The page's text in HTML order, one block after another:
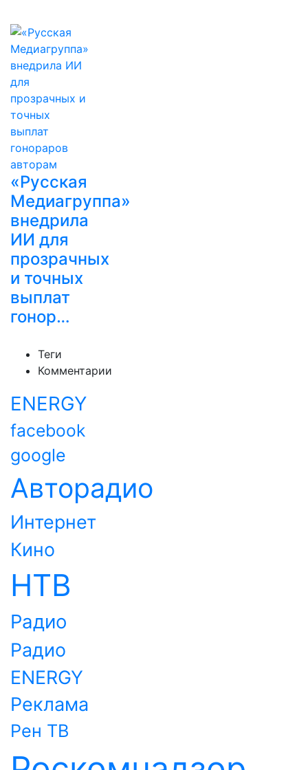
«Русская
Медиагруппа»
внедрила
ИИ для
прозрачных
и точных
выплат
гонор…
Теги
Комментарии
ENERGY
facebook
google
Авторадио
Интернет
Кино
НТВ
Радио
Радио
ENERGY
Реклама
Рен ТВ